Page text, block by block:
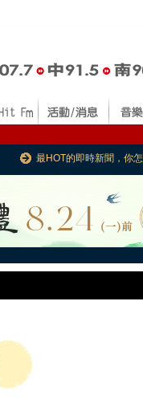
最HOT的即時新聞，你